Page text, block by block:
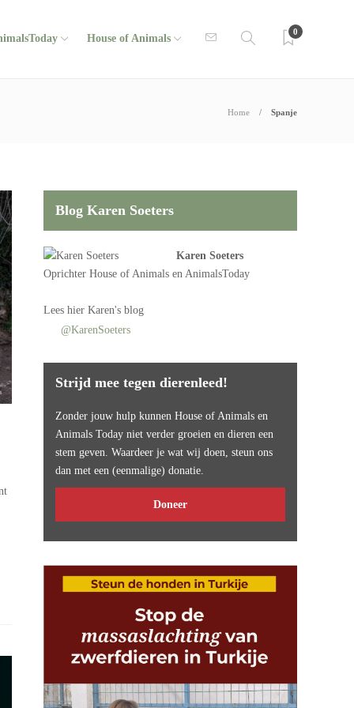
House of Animals
0
Home Spanje
Blog Karen Soeters
Karen Soeters
OprichterHouse of Animals en AnimalsToday
Leeshier Karen's blog
@KarenSoeters
Strijd mee tegen dierenleed!
Zonder jouw hulp kunnen House of Animals en
Animals Today niet verder groeien en dieren een
stem geven. Waardeer je wat wij doen, steun ons
dan met een (eenmalige) donatie.
Doneer